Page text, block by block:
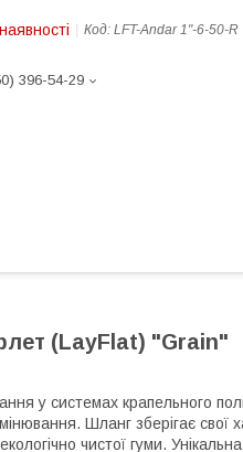
Код: LFT-Andar 1"-6-50-R
396-54-29
(LayFlat) "Grain"
у системах крапельного
Шланг зберігає свої
чистої гуми.